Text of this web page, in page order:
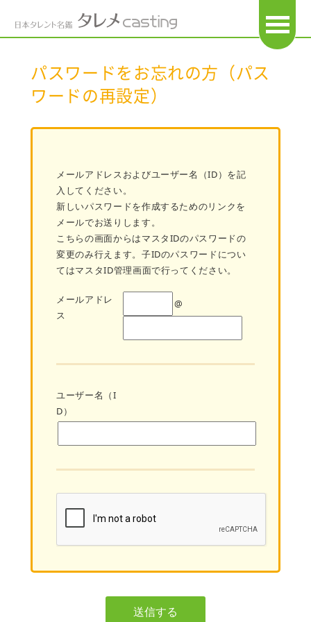
パスワードをお忘れの方（パス
ワードの再設定）
メールアドレスおよびユーザー名（ID）を記
入してください。
新しいパスワードを作成するためのリンクを
メールでお送りします。
こちらの画面からはマスタIDのパスワードの
変更のみ行えます。子IDのパスワードについ
てはマスタID管理画面で行ってください。
メールアドレ
ス
@
ユーザー名（I
D）